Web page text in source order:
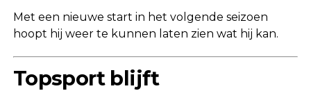
Met een nieuwe start in het volgende seizoen
hoopt hij weer te kunnen laten zien wat hij kan.
Topsport blijft